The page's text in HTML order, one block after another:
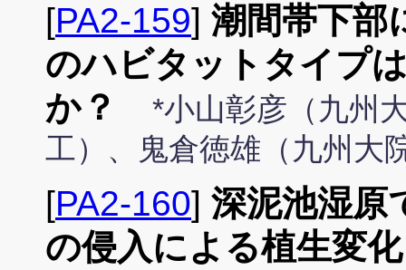
[PA2-159] 潮間帯下部
のハビタットタイプ
か？
*小山彰彦（九州
工）、鬼倉徳雄（九州大
[PA2-160] 深泥池湿原
の侵入による植生変化